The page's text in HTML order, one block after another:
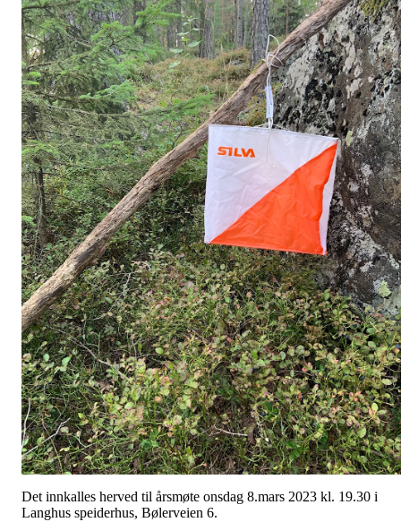
Det innkalles herved til årsmøte onsdag 8.mars 2023 kl. 19.30 i
Langhus speiderhus, Bølerveien 6.